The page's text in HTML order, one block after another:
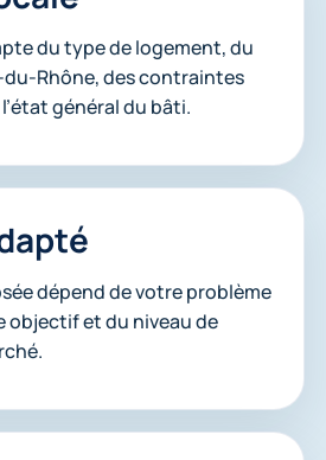
du type de logement, du
Rhône, des contraintes
général du bâti.
dépend de votre problème
objectif et du niveau de